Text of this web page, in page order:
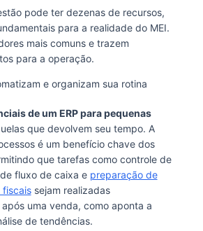
pode ter dezenas de recursos,
para a realidade do MEI.
mais comuns e trazem
para a operação.
e organizam sua rotina
de um ERP para pequenas
que devolvem seu tempo. A
é um benefício chave dos
que tarefas como controle de
fluxo de caixa e preparação de
fiscaissejam realizadas
uma venda, como aponta a
de tendências.